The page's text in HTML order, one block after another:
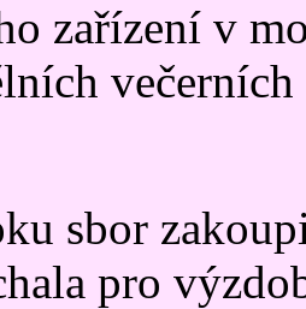
zařízení v
sbor
pro